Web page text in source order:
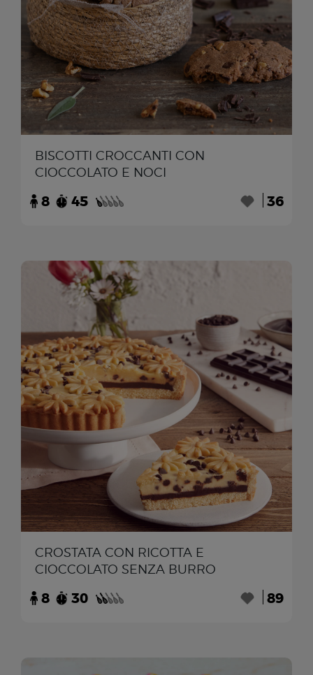
BISCOTTI CROCCANTI CON
CIOCCOLATO E NOCI
8 45 36
CROSTATA CON RICOTTA E
CIOCCOLATO SENZA BURRO
8 30 89